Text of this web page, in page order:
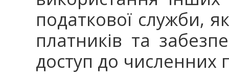
податкової служби,
платників та
доступ до численних